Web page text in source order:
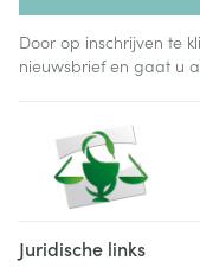
Door op inschrijven te
nieuwsbrief en gaat u
Juridische links